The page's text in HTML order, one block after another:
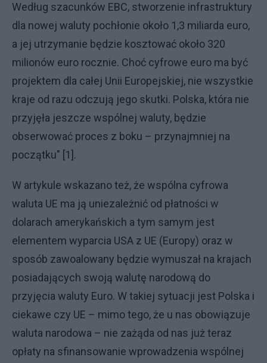
Według szacunków EBC, stworzenie infrastruktury
dla nowej waluty pochłonie około 1,3 miliarda euro,
a jej utrzymanie będzie kosztować około 320
milionów euro rocznie. Choć cyfrowe euro ma być
projektem dla całej Unii Europejskiej, nie wszystkie
kraje od razu odczują jego skutki. Polska, która nie
przyjęła jeszcze wspólnej waluty, będzie
obserwować proces z boku – przynajmniej na
początku" [1].
W artykule wskazano też, że wspólna cyfrowa
waluta UE ma ją uniezależnić od płatności w
dolarach amerykańskich a tym samym jest
elementem wyparcia USA z UE (Europy) oraz w
sposób zawoalowany będzie wymuszał na krajach
posiadających swoją walutę narodową do
przyjęcia waluty Euro. W takiej sytuacji jest Polska i
ciekawe czy UE – mimo tego, że u nas obowiązuje
waluta narodowa – nie zażąda od nas już teraz
opłaty na sfinansowanie wprowadzenia wspólnej